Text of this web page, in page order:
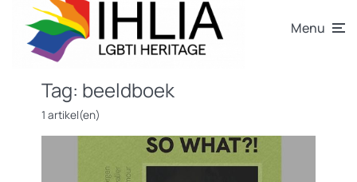
Menu
Tag: beeldboek
1 artikel(en)